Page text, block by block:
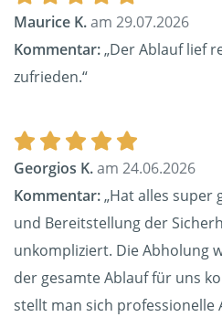
Maurice K.am 29.07.2026
Kommentar:„Der Ablauf lief
zufrieden.“
Georgios K.am 24.06.2026
Kommentar:„Hat alles super
und Bereitstellung der
unkompliziert. Die Abholung
der gesamte Ablauf für uns
stellt man sich professionelle